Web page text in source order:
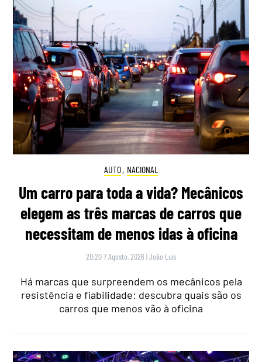
AUTO, NACIONAL
Um carro para toda a vida? Mecânicos
elegem as três marcas de carros que
necessitam de menos idas à oficina
20:20 7 Agosto, 2026 |João Luís
Há marcas que surpreendem os mecânicos pela
resistência e fiabilidade: descubra quais são os
carros que menos vão à oficina